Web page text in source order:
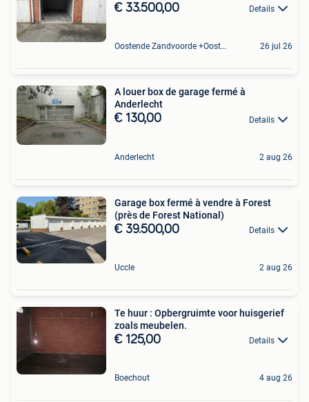
€ 33.500,00 Details
Oostende Zandvoorde +Oostende 26 jul 26
A louer box de garage fermé à
Anderlecht
€ 130,00 Details
Anderlecht 2 aug 26
Garage box fermé à vendre à Forest
(près de Forest National)
€ 39.500,00 Details
Uccle 2 aug 26
Te huur : Opbergruimte voor huisgerief
zoals meubelen.
€ 125,00 Details
Boechout 4 aug 26